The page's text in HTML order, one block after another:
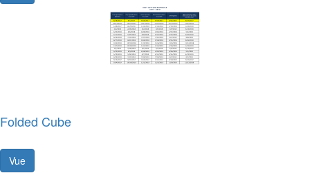
Folded Cube
Vue